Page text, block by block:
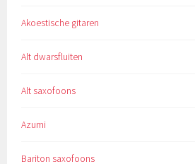
Akoestische gitaren
Alt dwarsfluiten
Alt saxofoons
Azumi
Bariton saxofoons